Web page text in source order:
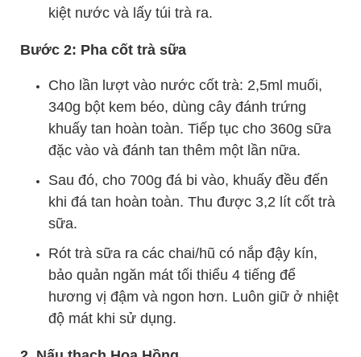
kiệt nước và lấy túi trà ra.
Bước 2: Pha cốt trà sữa
Cho lần lượt vào nước cốt trà: 2,5ml muối,
340g bột kem béo, dùng cây đánh trứng
khuấy tan hoàn toàn. Tiếp tục cho 360g sữa
đặc vào và đánh tan thêm một lần nữa.
Sau đó, cho 700g đá bi vào, khuấy đều đến
khi đá tan hoàn toàn. Thu được 3,2 lít cốt trà
sữa.
Rót trà sữa ra các chai/hũ có nắp đậy kín,
bảo quản ngăn mát tối thiểu 4 tiếng để
hương vị đậm và ngon hơn. Luôn giữ ở nhiệt
độ mát khi sử dụng.